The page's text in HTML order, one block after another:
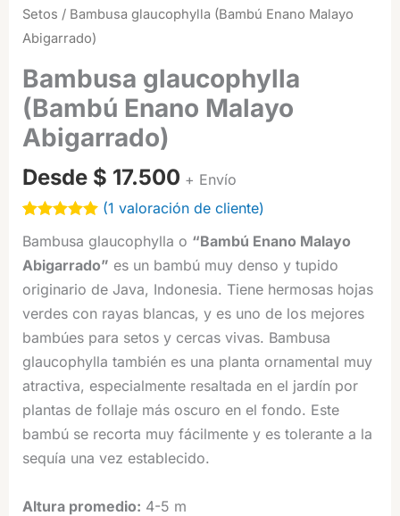
Setos / Bambusa glaucophylla (Bambú Enano Malayo
Abigarrado)
Bambusa glaucophylla
(Bambú Enano Malayo
Abigarrado)
Desde $ 17.500 + Envío
5.00sobre
5 basado en
puntuación
de cliente
(1 valoración de cliente)
Bambusa glaucophylla o “Bambú Enano Malayo
Abigarrado” es un bambú muy denso y tupido
originario de Java, Indonesia. Tiene hermosas hojas
verdes con rayas blancas, y es uno de los mejores
bambúes para setos y cercas vivas. Bambusa
glaucophylla también es una planta ornamental muy
atractiva, especialmente resaltada en el jardín por
plantas de follaje más oscuro en el fondo. Este
bambú se recorta muy fácilmente y es tolerante a la
sequía una vez establecido.
Altura promedio: 4-5 m